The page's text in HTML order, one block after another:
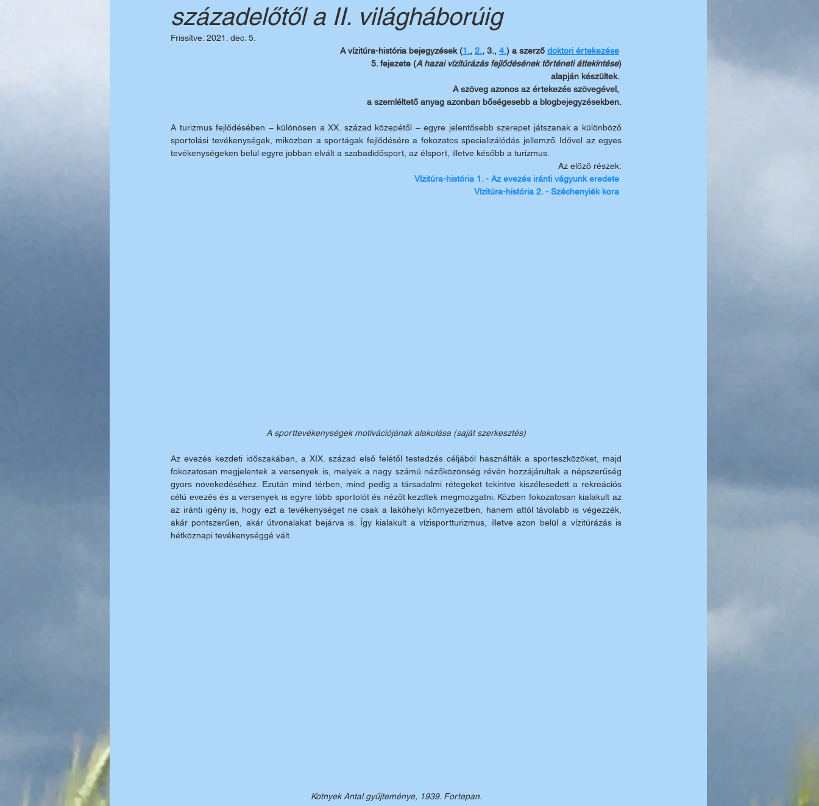
századelőtől a II. világháborúig
Frissítve: 2021. dec. 5.
A vízitúra-história bejegyzések (1., 2., 3., 4.) a szerző doktori értekezése
5. fejezete (A hazai vízitúrázás fejlődésének történeti áttekintése)
alapján készültek.
A szöveg azonos az értekezés szövegével,
a szemléltető anyag azonban bőségesebb a blogbejegyzésekben.
A turizmus fejlődésében – különösen a XX. század közepétől – egyre jelentősebb szerepet játszanak a különböző
sportolási tevékenységek, miközben a sportágak fejlődésére a fokozatos specializálódás jellemző. Idővel az egyes
tevékenységeken belül egyre jobban elvált a szabadidősport, az élsport, illetve később a turizmus.
Az előző részek:
Vízitúra-história 1. - Az evezés iránti vágyunk eredete
Vízitúra-história 2. - Széchenyiék kora
A sporttevékenységek motivációjának alakulása (saját szerkesztés)
Az evezés kezdeti időszakában, a XIX. század első felétől testedzés céljából használták a sporteszközöket, majd
fokozatosan megjelentek a versenyek is, melyek a nagy számú nézőközönség révén hozzájárultak a népszerűség
gyors növekedéséhez. Ezután mind térben, mind pedig a társadalmi rétegeket tekintve kiszélesedett a rekreációs
célú evezés és a versenyek is egyre több sportolót és nézőt kezdtek megmozgatni. Közben fokozatosan kialakult az
az iránti igény is, hogy ezt a tevékenységet ne csak a lakóhelyi környezetben, hanem attól távolabb is végezzék,
akár pontszerűen, akár útvonalakat bejárva is. Így kialakult a vízisportturizmus, illetve azon belül a vízitúrázás is
hétköznapi tevékenységgé vált.
Kotnyek Antal gyűjteménye, 1939. Fortepan.